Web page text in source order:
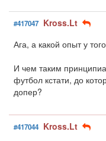
#417047 Kross.Lt
Ага, а какой опыт у
И чем таким
футбол кстати, до
допер?
#417044 Kross.Lt